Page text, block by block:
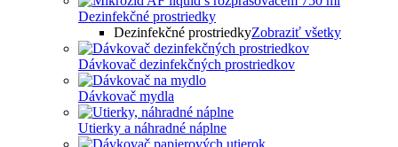
Dezinfekčné prostriedky
Dezinfekčné prostriedkyZobraziť všetky
Dávkovač dezinfekčných prostriedkov
Dávkovač mydla
Utierky a náhradné náplne